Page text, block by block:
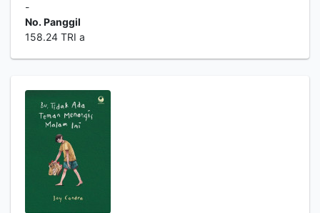
-
No. Panggil
158.24 TRI a